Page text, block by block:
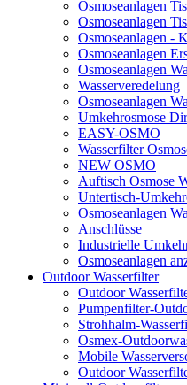
Osmoseanlagen
Osmoseanlagen
Osmoseanlagen -
Osmoseanlagen
Osmoseanlagen
Wasserveredelung
Osmoseanlagen
Umkehrosmose
EASY-OSMO
Wasserfilter
NEW OSMO
Auftisch Osmose
Untertisch-
Osmoseanlagen
Anschlüsse
Industrielle
Osmoseanlagen
Outdoor Wasserfilter
Outdoor
Pumpenfilter-
Strohhalm-
Osmex-
Mobile
Outdoor